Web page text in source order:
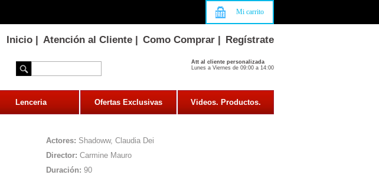
Mi carrito
Inicio | Atención al Cliente | Como Comprar | Regístrate
Att al cliente personalizada
Lunes a Viernes de 09:00 a 14:00
Lenceria Ofertas Exclusivas Videos. Productos.
Actores: Shadoww, Claudia Dei
Director: Carmine Mauro
Duración: 90